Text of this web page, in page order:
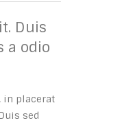
Duis
a odio
in placerat
sed